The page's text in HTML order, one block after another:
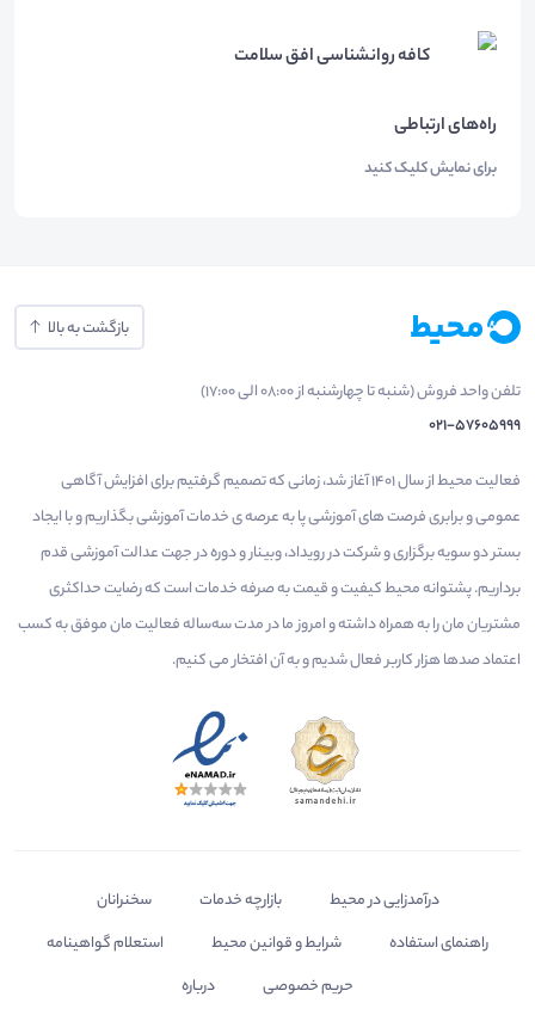
کافه روانشناسی افق سلامت
راه‌های ارتباطی
برای نمایش کلیک کنید
بازگشت به بالا
تلفن واحد فروش (شنبه تا چهارشنبه از 08:00 الی 17:00)
021-57605999
فعالیت محیط از سال 1401 آغاز شد، زمانی که تصمیم گرفتیم برای افزایش آگاهی
عمومی و برابری فرصت های آموزشی پا به عرصه ی خدمات آموزشی بگذاریم و با ایجاد
بستر دو سویه برگزاری و شرکت در رویداد، وبینار و دوره در جهت عدالت آموزشی قدم
برداریم. پشتوانه محیط کیفیت و قیمت به صرفه خدمات است که رضایت حداکثری
مشتریان مان را به همراه داشته و امروز ما در مدت سه‌ساله فعالیت مان موفق به کسب
اعتماد صدها هزار کاربر فعال شدیم و به آن افتخار می‌ کنیم.
درآمدزایی در محیط بازارچه خدمات
سخنرانان
راهنمای استفاده
شرایط و قوانین محیط
استعلام گواهینامه
حریم خصوصی
درباره